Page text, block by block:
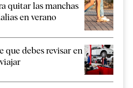
quitar las manchas
en verano
que debes revisar en